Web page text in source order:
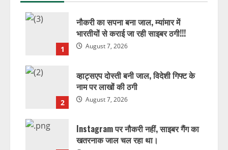
1
नौकरी का सपना बना जाल, म्यांमार में
भारतीयों से कराई जा रही साइबर ठगी!!!
August 7, 2026
2
व्हाट्सएप दोस्ती बनी जाल, विदेशी गिफ्ट के
नाम पर लाखों की ठगी
August 7, 2026
Instagram पर नौकरी नहीं, साइबर गैंग का
खतरनाक जाल चल रहा था।